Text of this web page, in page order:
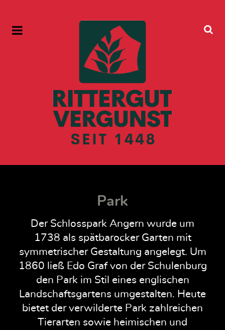
Park
Der Schlosspark Angern wurde um
1738 als spätbarocker Garten mit
symmetrischer Gestaltung angelegt. Um
1860 ließ Edo Graf von der Schulenburg
den Park im Stil eines englischen
Landschaftsgartens umgestalten. Heute
bietet der verwilderte Park zahlreichen
Tierarten sowie heimischen und